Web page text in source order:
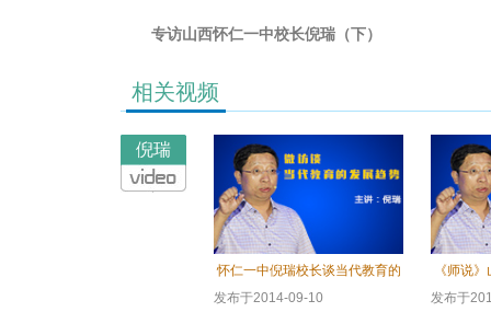
专访山西怀仁一中校长倪瑞（下）
相关视频
倪瑞
怀仁一中倪瑞校长谈当代教育的
发展趋势
发布于2014-09-10
《师说
发布于